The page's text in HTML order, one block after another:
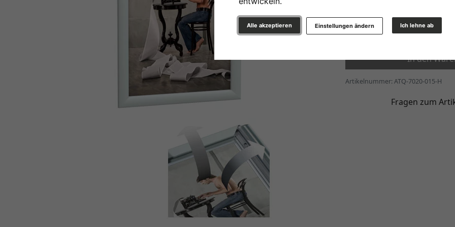
Alle akzeptieren Ich lehne ab
Einstellungen ändern
ab35,50 €*
In den
Artikelnummer: ATQ-7020-015-H
Fragen zum